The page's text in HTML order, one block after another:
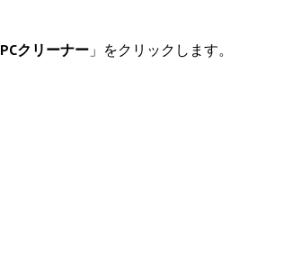
PCクリーナー 」をクリックします。